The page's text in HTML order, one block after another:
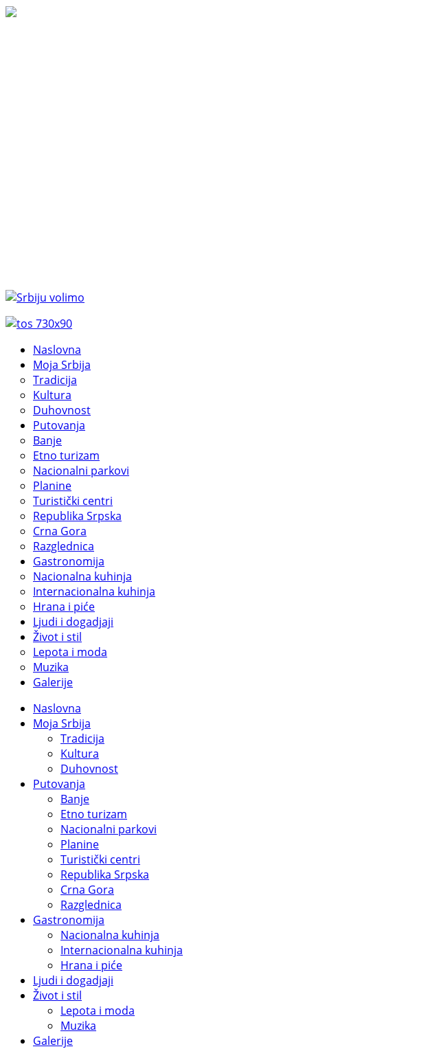
Naslovna
Moja Srbija
Tradicija
Kultura
Duhovnost
Putovanja
Banje
Etno turizam
Nacionalni parkovi
Planine
Turistički centri
Republika Srpska
Crna Gora
Razglednica
Gastronomija
Nacionalna kuhinja
Internacionalna kuhinja
Hrana i piće
Ljudi i dogadjaji
Život i stil
Lepota i moda
Muzika
Galerije
Naslovna
Moja Srbija
Tradicija
Kultura
Duhovnost
Putovanja
Banje
Etno turizam
Nacionalni parkovi
Planine
Turistički centri
Republika Srpska
Crna Gora
Razglednica
Gastronomija
Nacionalna kuhinja
Internacionalna kuhinja
Hrana i piće
Ljudi i dogadjaji
Život i stil
Lepota i moda
Muzika
Galerije